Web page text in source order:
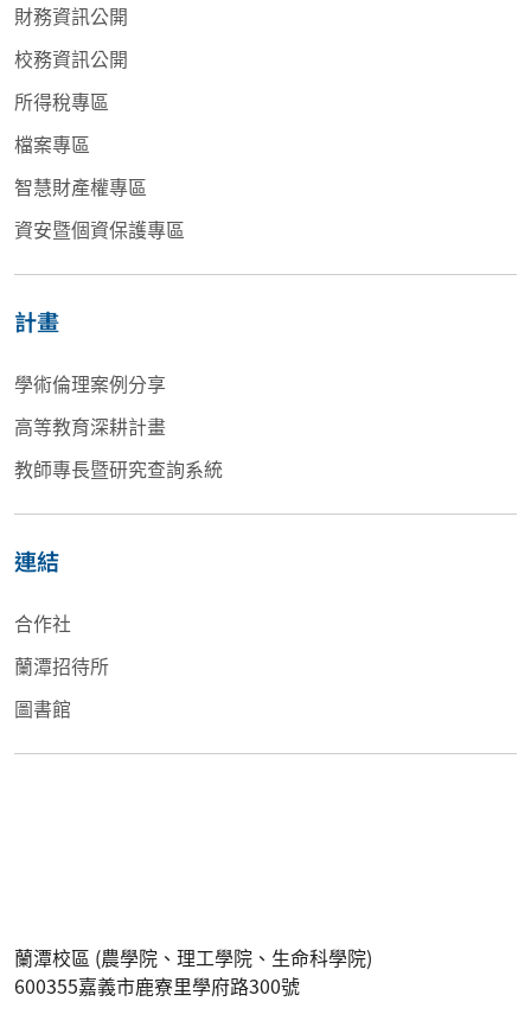
財務資訊公開
校務資訊公開
所得稅專區
檔案專區
智慧財產權專區
資安暨個資保護專區
計畫
學術倫理案例分享
高等教育深耕計畫
教師專長暨研究查詢系統
連結
合作社
蘭潭招待所
圖書館
蘭潭校區 (農學院、理工學院、生命科學院)
600355嘉義市鹿寮里學府路300號